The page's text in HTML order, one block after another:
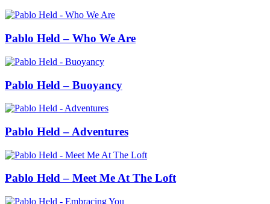
Pablo Held – Who We Are
Pablo Held – Buoyancy
Pablo Held – Adventures
Pablo Held – Meet Me At The Loft